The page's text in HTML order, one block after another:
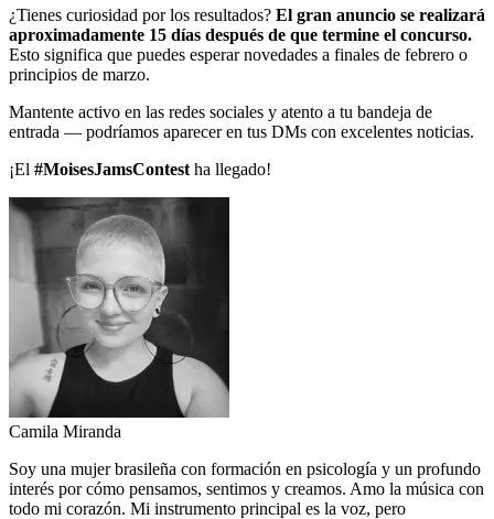
¿Tienes curiosidad por los resultados? El gran anuncio se realizará
aproximadamente 15 días después de que termine el concurso.
Esto significa que puedes esperar novedades a finales de febrero o
principios de marzo.
Mantente activo en las redes sociales y atento a tu bandeja de
entrada — podríamos aparecer en tus DMs con excelentes noticias.
¡El #MoisesJamsContest ha llegado!
Camila Miranda
Soy una mujer brasileña con formación en psicología y un profundo
interés por cómo pensamos, sentimos y creamos. Amo la música con
todo mi corazón. Mi instrumento principal es la voz, pero